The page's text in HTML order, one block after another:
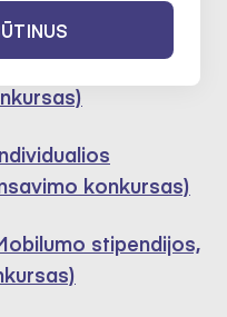
stipendijos,
konkursas)
stipendijos,